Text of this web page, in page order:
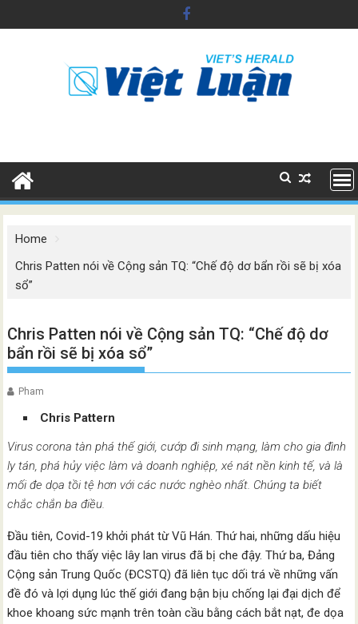
to
Home
Chris Patten nói về Cộng sản TQ: “Chế độ dơ bẩn rồi sẽ bị xóa
sổ”
Chris Patten nói về Cộng sản TQ: “Chế độ dơ
bẩn rồi sẽ bị xóa sổ”
Pham
Chris Pattern
Virus corona tàn phá thế giới, cướp đi sinh mạng, làm cho gia đình
ly tán, phá hủy việc làm và doanh nghiệp, xé nát nền kinh tế, và là
mối đe dọa tồi tệ hơn với các nước nghèo nhất. Chúng ta biết
chắc chắn ba điều.
Đầu tiên, Covid-19 khởi phát từ Vũ Hán. Thứ hai, những dấu hiệu
đầu tiên cho thấy việc lây lan virus đã bị che đậy. Thứ ba, Đảng
Cộng sản Trung Quốc (ĐCSTQ) đã liên tục dối trá về những vấn
đề đó và lợi dụng lúc thế giới đang bận bịu chống lại đại dịch để
khoe khoang sức mạnh trên toàn cầu bằng cách bắt nạt, đe dọa